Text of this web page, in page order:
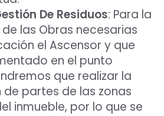
De Residuos: Para la
las Obras necesarias
el Ascensor y que
en el punto
que realizar la
partes de las zonas
inmueble, por lo que se